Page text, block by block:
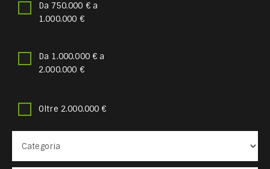
Da 750.000 € a
1.000.000 €
Da 1.000.000 € a
2.000.000 €
Oltre 2.000.000 €